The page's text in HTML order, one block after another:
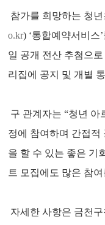
참가를 희망하는 청
o.kr) ‘통합예약서비스
일 공개 전산 추첨으
리집에 공지 및 개별
구 관계자는 “청년 아
정에 참여하며 간접적
을 할 수 있는 좋은 기
트 모집에도 많은 참
자세한 사항은 금천